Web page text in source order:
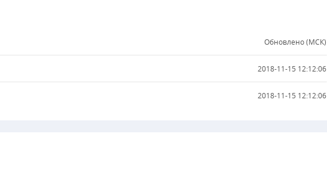
Обновлено (МСК)
2018-11-15 12:12:06
2018-11-15 12:12:06